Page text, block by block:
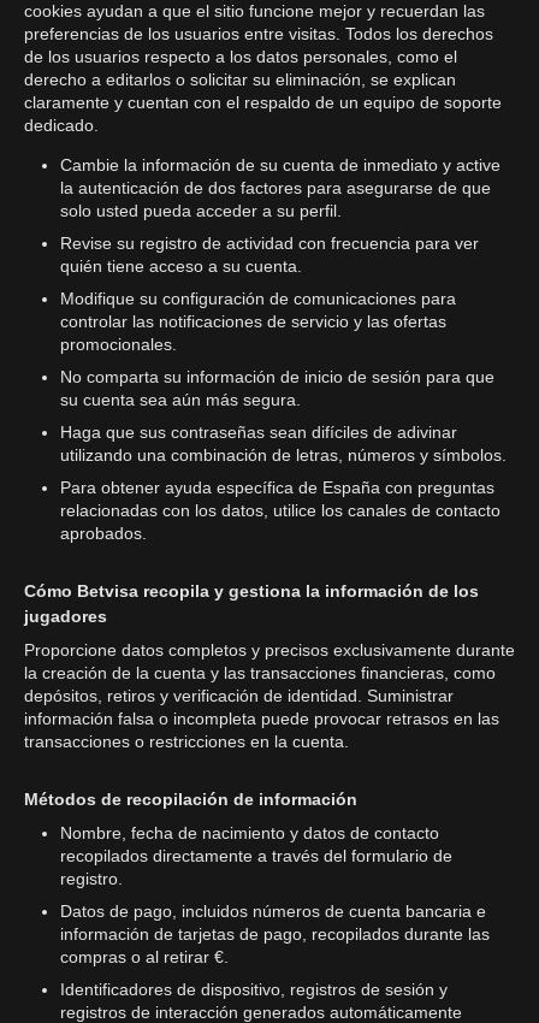
cookies ayudan a que el sitio funcione mejor y recuerdan las
preferencias de los usuarios entre visitas. Todos los derechos
de los usuarios respecto a los datos personales, como el
derecho a editarlos o solicitar su eliminación, se explican
claramente y cuentan con el respaldo de un equipo de soporte
dedicado.
Cambie la información de su cuenta de inmediato y active
la autenticación de dos factores para asegurarse de que
solo usted pueda acceder a su perfil.
Revise su registro de actividad con frecuencia para ver
quién tiene acceso a su cuenta.
Modifique su configuración de comunicaciones para
controlar las notificaciones de servicio y las ofertas
promocionales.
No comparta su información de inicio de sesión para que
su cuenta sea aún más segura.
Haga que sus contraseñas sean difíciles de adivinar
utilizando una combinación de letras, números y símbolos.
Para obtener ayuda específica de España con preguntas
relacionadas con los datos, utilice los canales de contacto
aprobados.
Cómo Betvisa recopila y gestiona la información de los
jugadores
Proporcione datos completos y precisos exclusivamente durante
la creación de la cuenta y las transacciones financieras, como
depósitos, retiros y verificación de identidad. Suministrar
información falsa o incompleta puede provocar retrasos en las
transacciones o restricciones en la cuenta.
Métodos de recopilación de información
Nombre, fecha de nacimiento y datos de contacto
recopilados directamente a través del formulario de
registro.
Datos de pago, incluidos números de cuenta bancaria e
información de tarjetas de pago, recopilados durante las
compras o al retirar €.
Identificadores de dispositivo, registros de sesión y
registros de interacción generados automáticamente